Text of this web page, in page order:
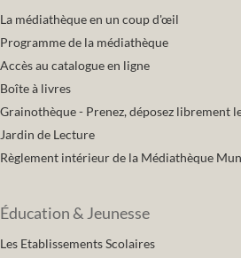
La médiathèque en un coup d'œil
Programme de la médiathèque
Accès au catalogue en ligne
Boîte à livres
Grainothèque - Prenez, déposez librement
Jardin de Lecture
Règlement intérieur de la Médiathèque
Éducation & Jeunesse
Les Etablissements Scolaires